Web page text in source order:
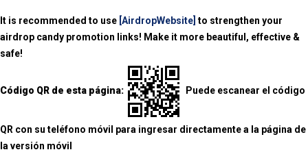
It is recommended to use [AirdropWebsite] to strengthen your
airdrop candy promotion links! Make it more beautiful, effective &
safe!
Código QR de esta página: Puede escanear el código
QR con su teléfono móvil para ingresar directamente a la página de
la versión móvil